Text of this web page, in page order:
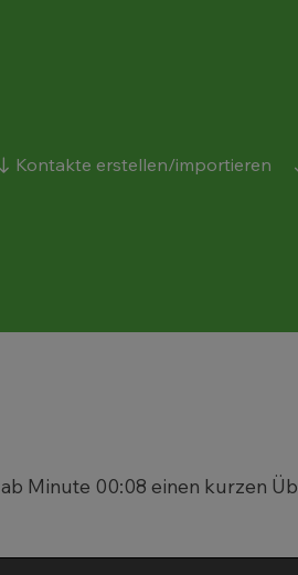
Kontakte erstellen/importieren
Minute 00:08 einen kurzen